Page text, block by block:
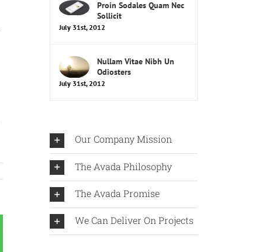
Proin Sodales Quam Nec
Sollicit
July 31st, 2012
Nullam Vitae Nibh Un
Odiosters
July 31st, 2012
Our Company Mission
The Avada Philosophy
The Avada Promise
We Can Deliver On Projects